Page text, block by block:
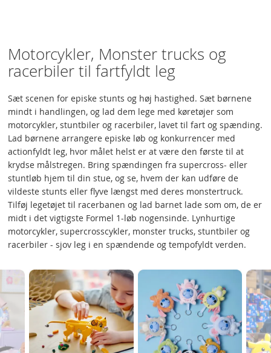
Motorcykler, Monster trucks og
racerbiler til fartfyldt leg
Sæt scenen for episke stunts og høj hastighed. Sæt børnene
mindt i handlingen, og lad dem lege med køretøjer som
motorcykler, stuntbiler og racerbiler, lavet til fart og spænding.
Lad børnene arrangere episke løb og konkurrencer med
actionfyldt leg, hvor målet helst er at være den første til at
krydse målstregen. Bring spændingen fra supercross- eller
stuntløb hjem til din stue, og se, hvem der kan udføre de
vildeste stunts eller flyve længst med deres monstertruck.
Tilføj legetøjet til racerbanen og lad barnet lade som om, de er
midt i det vigtigste Formel 1-løb nogensinde. Lynhurtige
motorcykler, supercrosscykler, monster trucks, stuntbiler og
racerbiler - sjov leg i en spændende og tempofyldt verden.